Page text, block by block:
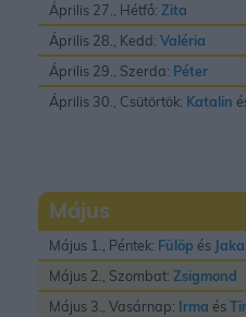
Április 27., Hétfő: Zita
Április 28., Kedd: Valéria
Április 29., Szerda: Péter
Április 30., Csütörtök: Katalin
Május
Május 1., Péntek: Fülöp és
Május 2., Szombat: Zsigmond
Május 3., Vasárnap: Irma és